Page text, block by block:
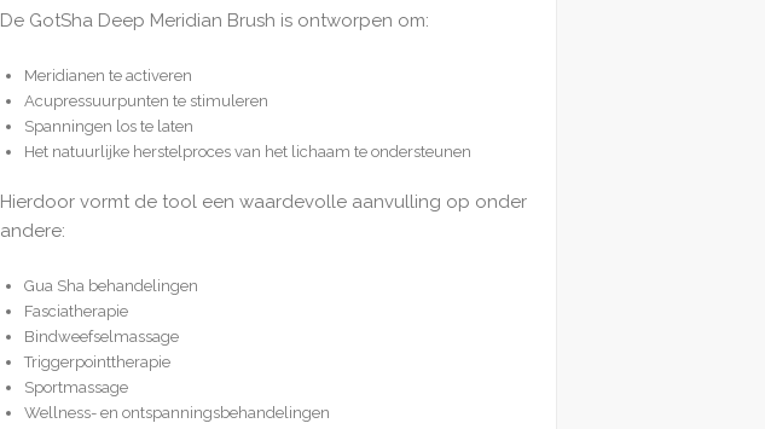
De GotSha Deep Meridian Brush is ontworpen om:
Meridianen te activeren
Acupressuurpunten te stimuleren
Spanningen los te laten
Het natuurlijke herstelproces van het lichaam te ondersteunen
Hierdoor vormt de tool een waardevolle aanvulling op onder
andere:
Gua Sha behandelingen
Fasciatherapie
Bindweefselmassage
Triggerpointtherapie
Sportmassage
Wellness- en ontspanningsbehandelingen